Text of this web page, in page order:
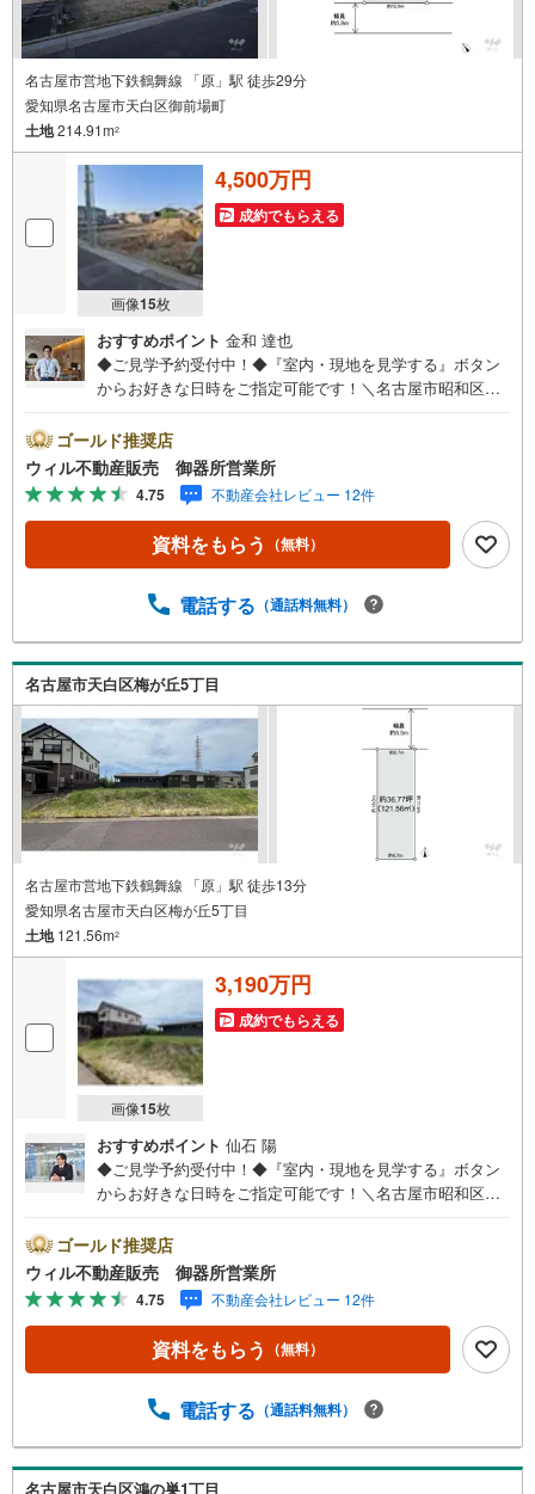
名古屋市営地下鉄鶴舞線 「原」駅 徒歩29分
愛知県名古屋市天白区御前場町
土地214.91m2
画像15枚
4,500万円
成約でもらえる
おすすめポイント 金和 達也
◆ご見学予約受付中！◆『室内・現地を見学する』ボタン
からお好きな日時をご指定可能です！＼名古屋市昭和区、
名古屋市昭和区、天白区の直接のご売却依頼を数多くいた
だいている不動産仲介会社です。ネット上で分かる立地環
境はもちろん、過去にお任せいただいたお客様に現地の生
の声をもとに住戸環境を提案致します。＼平日のお住まい
探しの方へ/弊社では平日にご内覧・契約など平日にお住ま
い探しをされるお客様にサービスをご用意しています。＼
ています。事前にご予約頂きましたら営業時間外でのご内
ある方へ/不動産業者間で不動産情報が共有されているの
で、名古屋市全域や、その他隣接エリアでもご内覧が可能
です！ 【御器所営業所】○地下鉄桜通線、鶴舞線「御器
所」駅徒歩1分○お子様が遊べるキッズスペースあり○定休
日ございません
ゴールド推奨店
ウィル不動産販売 御器所営業所
4.75 不動産会社レビュー 12件
資料をもらう （無料）
電話する （通話料無料）
名古屋市天白区梅が丘5丁目
名古屋市営地下鉄鶴舞線 「原」駅 徒歩13分
愛知県名古屋市天白区梅が丘5丁目
土地121.56m2
画像15枚
3,190万円
成約でもらえる
おすすめポイント 仙石 陽
◆ご見学予約受付中！◆『室内・現地を見学する』ボタン
からお好きな日時をご指定可能です！＼名古屋市昭和区、
名古屋市昭和区、天白区の直接のご売却依頼を数多くいた
だいている不動産仲介会社です。ネット上で分かる立地環
境はもちろん、過去にお任せいただいたお客様に現地の生
の声をもとに住戸環境を提案致します。＼平日のお住まい
探しの方へ/弊社では平日にご内覧・契約など平日にお住ま
い探しをされるお客様にサービスをご用意しています。＼
ています。事前にご予約頂きましたら営業時間外でのご内
ある方へ/不動産業者間で不動産情報が共有されているの
で、名古屋市全域や、その他隣接エリアでもご内覧が可能
ゴールド推奨店
ウィル不動産販売 御器所営業所
4.75 不動産会社レビュー 12件
資料をもらう （無料）
電話する （通話料無料）
名古屋市天白区鴻の巣1丁目